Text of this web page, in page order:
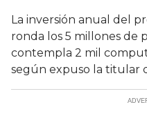
La inversión anual del
ronda los 5 millones de
contempla 2 mil
según expuso la titular